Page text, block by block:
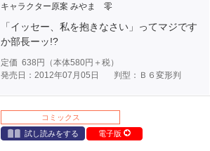
キャラクター原案 みやま 零
「イッセー、私を抱きなさい」ってマジです
か部長ーッ!?
定価 638 円（本体580円＋税）
発売日：2012年07月05日
判型：Ｂ６変形判
コミックス
試し読みをする
電子版